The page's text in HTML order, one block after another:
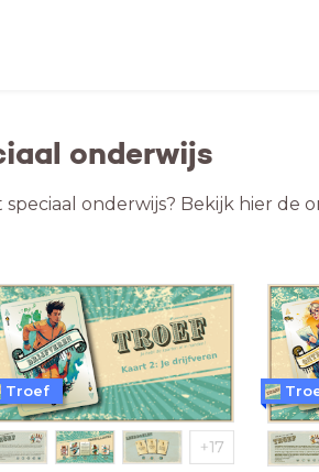
onderwijs
onderwijs? Bekijk hier de
Troef